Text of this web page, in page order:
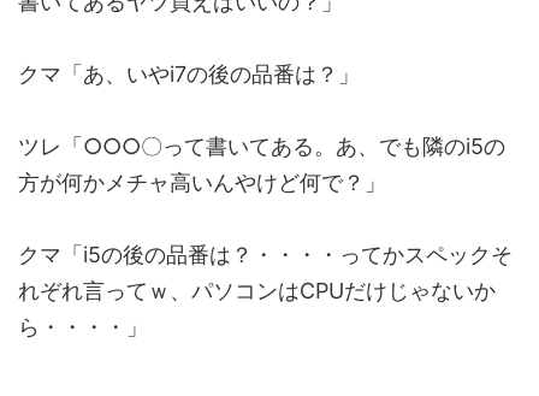
クマ「あ、いやi7の後の品番は？」
ツレ「○○○〇って書いてある。あ、でも隣のi5の
方が何かメチャ高いんやけど何で？」
クマ「i5の後の品番は？・・・・ってかスペックそ
れぞれ言ってｗ、パソコンはCPUだけじゃないか
ら・・・・」